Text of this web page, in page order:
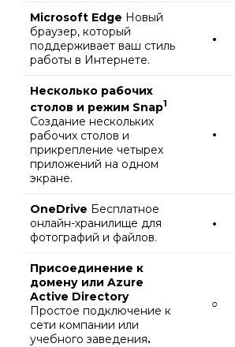
Microsoft Edge Новый
браузер, который
поддерживает ваш стиль
работы в Интернете.
•
Несколько рабочих
столов и режим Snap1
Создание нескольких
рабочих столов и
прикрепление четырех
приложений на одном
экране.
•
OneDrive Бесплатное
онлайн-хранилище для
фотографий и файлов.
•
Присоединение к
домену или Azure
Active Directory
Простое подключение к
сети компании или
учебного заведения.
○